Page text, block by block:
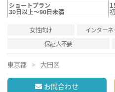
ショートプラン
30日以上～90日未満
女性向け インター
保証人不要
東京都 大田区
お問合わせ